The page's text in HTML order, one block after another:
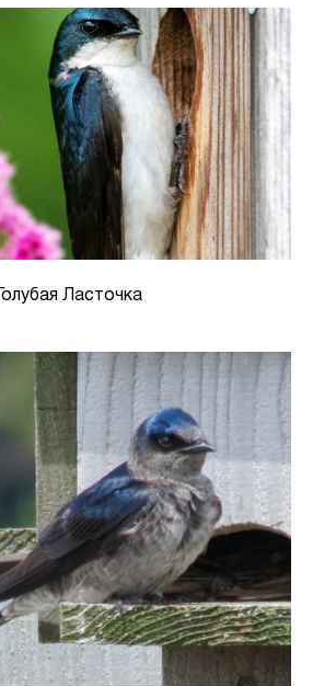
Голубая Ласточка